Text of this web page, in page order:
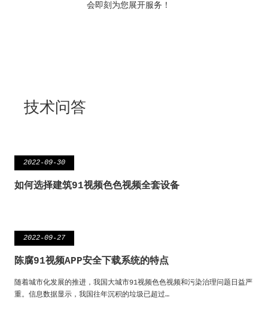
会即刻为您展开服务！
技术问答
2022-09-30
如何选择建筑91视频色色视频全套设备
2022-09-27
陈腐91视频APP安全下载系统的特点
随着城市化发展的推进，我国大城市91视频色色视频和污染治理问题日益严
重。信息数据显示，我国往年沉积的垃圾已超过…